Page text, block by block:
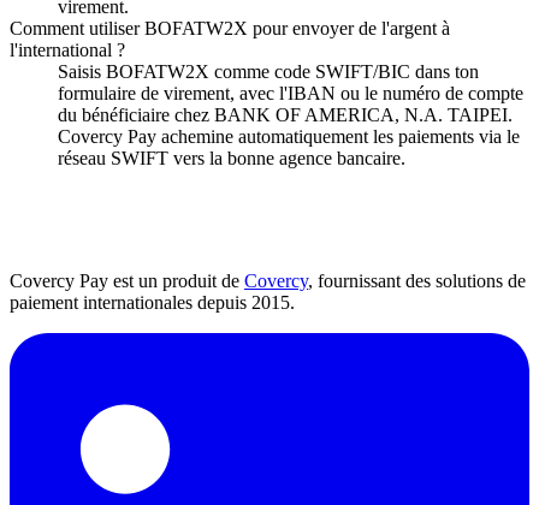
virement.
Comment utiliser BOFATW2X pour envoyer de l'argent à
l'international ?
Saisis BOFATW2X comme code SWIFT/BIC dans ton
formulaire de virement, avec l'IBAN ou le numéro de compte
du bénéficiaire chez BANK OF AMERICA, N.A. TAIPEI.
Covercy Pay achemine automatiquement les paiements via le
réseau SWIFT vers la bonne agence bancaire.
Covercy Pay est un produit de Covercy, fournissant des solutions de
paiement internationales depuis 2015.